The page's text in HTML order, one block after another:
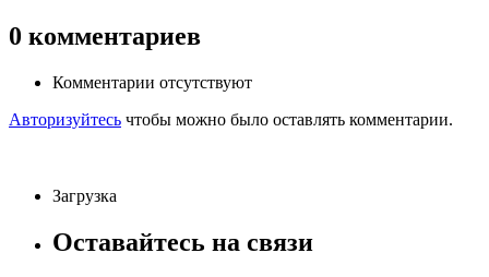
0 комментариев
Комментарии отсутствуют
Авторизуйтесь чтобы можно было оставлять комментарии.
Загрузка
Оставайтесь на связи